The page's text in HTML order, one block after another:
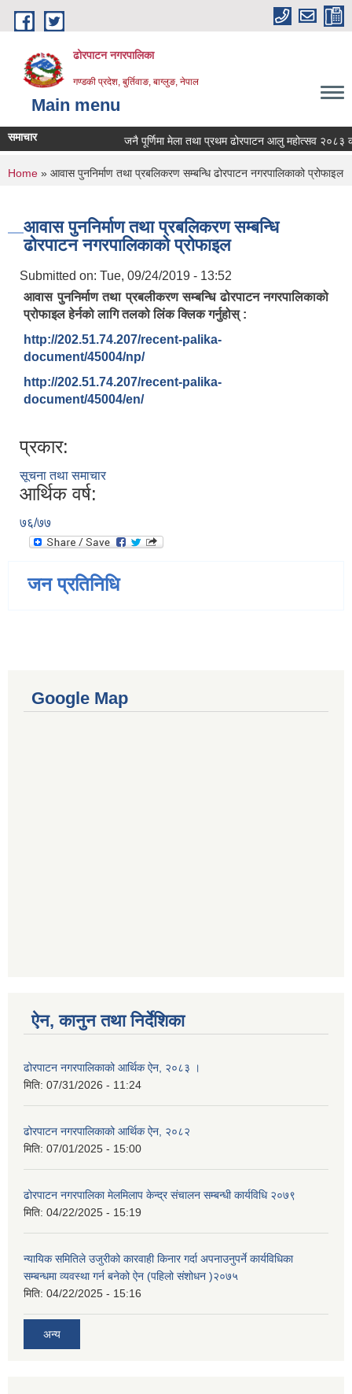
Skip to main content
ढोरपाटन नगरपालिका
गण्डकी प्रदेश, बुर्तिवाङ, बाग्लुङ, नेपाल
Main menu
समाचार जनै पूर्णिमा मेला तथा प्रथम ढोरपाटन आलु महोत्सव २०८३
You are here
Home » आवास पुननिर्माण तथा प्रबलिकरण सम्बन्धि ढोरपाटन नगरपालिकाको प्रोफाइल
आवास पुननिर्माण तथा प्रबलिकरण सम्बन्धि
ढोरपाटन नगरपालिकाको प्रोफाइल
Submitted on: Tue, 09/24/2019 - 13:52
आवास पुननिर्माण तथा प्रबलीकरण सम्बन्धि ढोरपाटन नगरपालिकाको
प्रोफाइल हेर्नको लागि तलको लिंक क्लिक गर्नुहोस् :
http://202.51.74.207/recent-palika-
document/45004/np/
http://202.51.74.207/recent-palika-
document/45004/en/
प्रकार:
सूचना तथा समाचार
आर्थिक वर्ष:
७६/७७
जन प्रतिनिधि
Google Map
ऐन, कानुन तथा निर्देशिका
ढोरपाटन नगरपालिकाको आर्थिक ऐन, २०८३ ।
मिति: 07/31/2026 - 11:24
ढोरपाटन नगरपालिकाको आर्थिक ऐन, २०८२
मिति: 07/01/2025 - 15:00
ढोरपाटन नगरपालिका मेलमिलाप केन्द्र संचालन सम्बन्धी कार्यविधि २०७९
मिति: 04/22/2025 - 15:19
न्यायिक समितिले उजुरीको कारवाही किनार गर्दा अपनाउनुपर्ने कार्यविधिका
सम्बन्धमा व्यवस्था गर्न बनेको ऐन (पहिलो संशोधन )२०७५
मिति: 04/22/2025 - 15:16
अन्य